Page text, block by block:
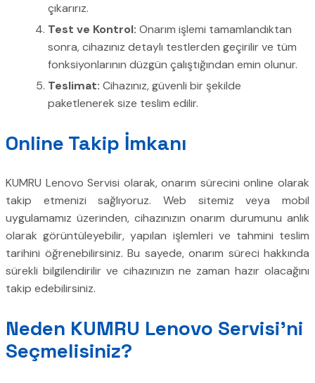
çıkarırız.
Test ve Kontrol: Onarım işlemi tamamlandıktan
sonra, cihazınız detaylı testlerden geçirilir ve tüm
fonksiyonlarının düzgün çalıştığından emin olunur.
Teslimat: Cihazınız, güvenli bir şekilde
paketlenerek size teslim edilir.
Online Takip İmkanı
KUMRU Lenovo Servisi olarak, onarım sürecini online olarak
takip etmenizi sağlıyoruz. Web sitemiz veya mobil
uygulamamız üzerinden, cihazınızın onarım durumunu anlık
olarak görüntüleyebilir, yapılan işlemleri ve tahmini teslim
tarihini öğrenebilirsiniz. Bu sayede, onarım süreci hakkında
sürekli bilgilendirilir ve cihazınızın ne zaman hazır olacağını
takip edebilirsiniz.
Neden KUMRU Lenovo Servisi’ni
Seçmelisiniz?